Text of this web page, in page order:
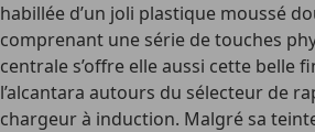
habillée d’un joli plastique moussé
comprenant une série de touches
centrale s’offre elle aussi cette belle
l’alcantara autours du sélecteur de
chargeur à induction. Malgré sa